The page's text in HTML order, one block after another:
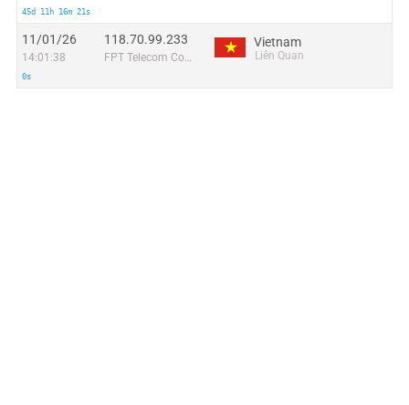
45d 11h 16m 21s
11/01/26
14:01:38
0s
118.70.99.233
FPT Telecom Company
Vietnam
Liên Quan